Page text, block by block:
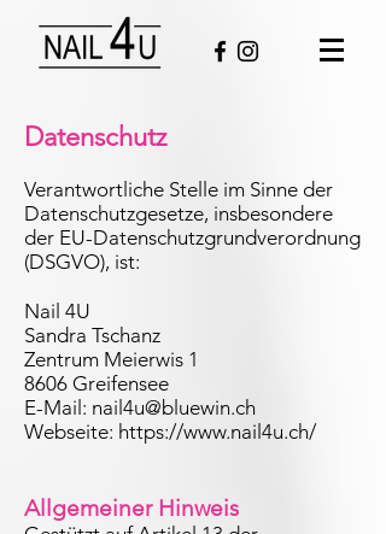
Datenschutz
Verantwortliche Stelle im Sinne der
Datenschutzgesetze, insbesondere
der EU-Datenschutzgrundverordnung
(DSGVO), ist:
Nail 4U
Sandra Tschanz
Zentrum Meierwis 1
8606 Greifensee
E-Mail: nail4u@bluewin.ch
Webseite: https://www.nail4u.ch/
Allgemeiner Hinweis